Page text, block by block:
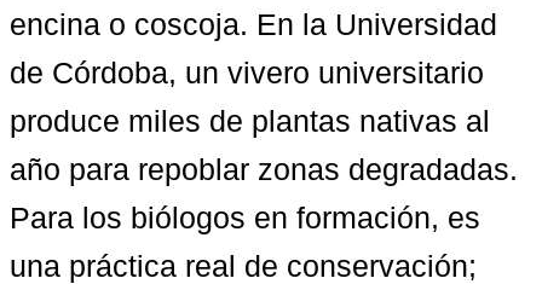
encina o coscoja. En la Universidad
de Córdoba, un vivero universitario
produce miles de plantas nativas al
año para repoblar zonas degradadas.
Para los biólogos en formación, es
una práctica real de conservación;